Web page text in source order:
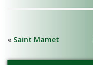
« Saint Mamet